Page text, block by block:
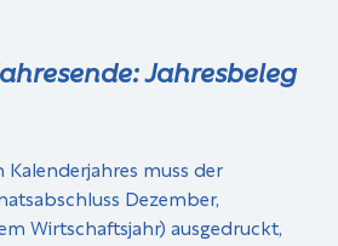
Jahresbeleg
Kalenderjahres muss der
De­zember,
Wirtschaftsjahr) ausgedruckt,